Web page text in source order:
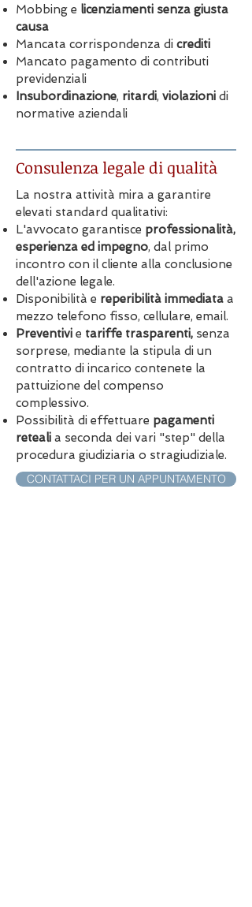
Mobbing e licenziamenti senza giusta
causa
Mancata corrispondenza di crediti
Mancato pagamento di contributi
previdenziali
Insubordinazione, ritardi, violazioni di
normative aziendali
CONTATTACI PER UN APPUNTAMENTO
La nostra attività mira a garantire
elevati standard qualitativi:
L'avvocato garantisce professionalità,
esperienza ed impegno, dal primo
incontro con il cliente alla conclusione
dell'azione legale.
Disponibilità e reperibilità immediata a
mezzo telefono fisso, cellulare, email.
Preventivi e tariffe trasparenti, senza
sorprese, mediante la stipula di un
contratto di incarico contenete la
pattuizione del compenso
complessivo.
Possibilità di effettuare pagamenti
reteali a seconda dei vari "step" della
procedura giudiziaria o stragiudiziale.
Consulenza legale di qualità